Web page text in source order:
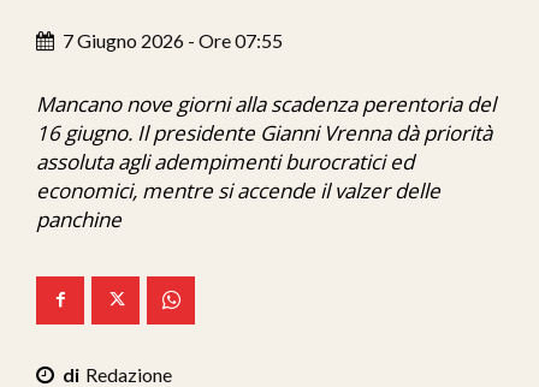
Sanità
Economia
Ita-Mondo
C7 Play
We Calabria
Mix Zone
7 Giugno 2026 - Ore 07:55
Mancano nove giorni alla scadenza perentoria del
16 giugno. Il presidente Gianni Vrenna dà priorità
assoluta agli adempimenti burocratici ed
economici, mentre si accende il valzer delle
panchine
Redazione